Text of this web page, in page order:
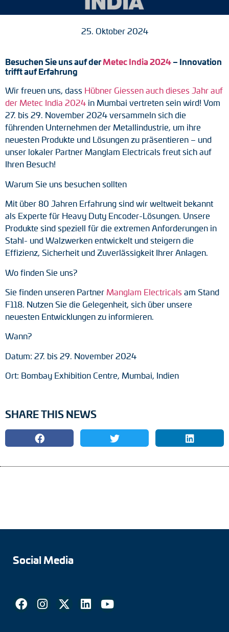
LWL-Signalübertragung
Impulsverteiler
Frequenz-Spannungs-Wandler
Handmessgeräte
Kabelschutz
Zwischenflansche
Adapterwellen
Drehmomentstützen
DC Motoren
AC Synchrongeneratoren
25. Oktober 2024
Besuchen Sie uns auf derMetec India 2024 – Innovation
trifft auf Erfahrung
Wir freuen uns, dass Hübner Giessen auch dieses Jahr auf
der Metec India 2024 in Mumbai vertreten sein wird! Vom
27. bis 29. November 2024 versammeln sich die
führenden Unternehmen der Metallindustrie, um ihre
neuesten Produkte und Lösungen zu präsentieren – und
unser lokaler Partner Manglam Electricals freut sich auf
Ihren Besuch!
Warum Sie uns besuchen sollten
Mit über 80 Jahren Erfahrung sind wir weltweit bekannt
als Experte für Heavy Duty Encoder-Lösungen. Unsere
Produkte sind speziell für die extremen Anforderungen in
Stahl- und Walzwerken entwickelt und steigern die
Effizienz, Sicherheit und Zuverlässigkeit Ihrer Anlagen.
Wo finden Sie uns?
Sie finden unseren Partner Manglam Electricals am Stand
F118. Nutzen Sie die Gelegenheit, sich über unsere
neuesten Entwicklungen zu informieren.
Wann?
Datum: 27. bis 29. November 2024
Ort: Bombay Exhibition Centre, Mumbai, Indien
SHARE THIS NEWS
Social Media